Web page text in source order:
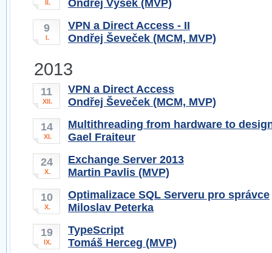
II.
Ondřej Výšek (MVP)
9
I.
VPN a Direct Access - II
Ondřej Ševeček (MCM, MVP)
2013
11
XII.
VPN a Direct Access
Ondřej Ševeček (MCM, MVP)
14
XI.
Multithreading from hardware to
Gael Fraiteur
24
X.
Exchange Server 2013
Martin Pavlis (MVP)
10
X.
Optimalizace SQL Serveru pro správce
Miloslav Peterka
19
IX.
TypeScript
Tomáš Herceg (MVP)